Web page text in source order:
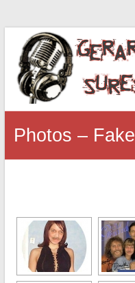
Photos – Fake